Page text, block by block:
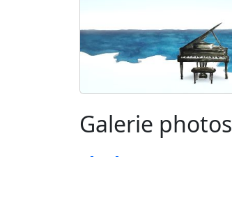
Galerie photos